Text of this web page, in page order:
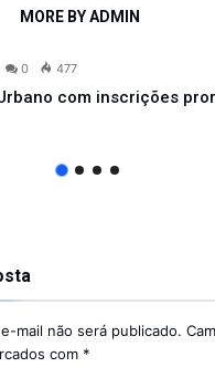
MORE BY ADMIN
0 477
com inscrições
mail não será publicado.
com *